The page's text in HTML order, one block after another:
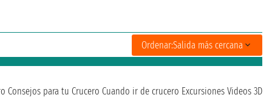
Ordenar:Salida más cercana
Consejos para tu Crucero Cuando ir de crucero Excursiones Videos 3D